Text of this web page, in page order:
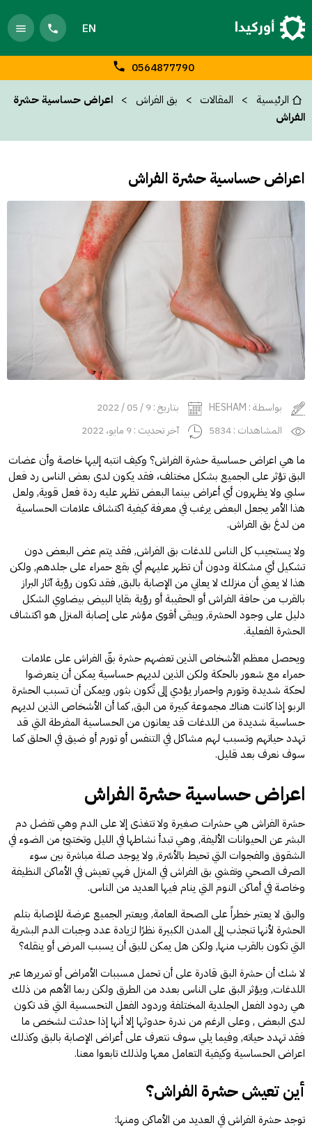
EN
0564877790
الرئيسية المقالات بق الفراش
اعراض حساسية حشرة
الفراش
اعراض حساسية حشرة الفراش
بواسطة : HESHAM
بتاريخ : 9 / 05 / 2022
المشاهدات : 5834
آخر تحديث : 9 مايو، 2022
ما هي اعراض حساسية حشرة الفراش؟ وكيف انتبه إليها خاصة وأن عضات
البق تؤثر على الجميع بشكل مختلف، فقد يكون لدى بعض الناس رد فعل
سلبي ولا يظهرون أي أعراض بينما البعض تظهر عليه ردة فعل قوية, ولعل
هذا الأمر يجعل البعض يرغب في معرفة كيفية اكتشاف علامات الحساسية
من لدغ بق الفراش.
ولا يستجيب كل الناس للدغات بق الفراش, فقد يتم عض البعض دون
تشكيل أي مشكلة ودون أن تظهر عليهم أي بقع حمراء على جلدهم, ولكن
هذا لا يعني أن منزلك لا يعاني من الإصابة بالبق, فقد تكون رؤية آثار البراز
بالقرب من حافة الفراش أو الحقيبة أو رؤية بقايا البيض بيضاوي الشكل
دليل على وجود الحشرة, ويبقى أقوى مؤشر على إصابة المنزل هو اكتشاف
الحشرة الفعلية.
ويحصل معظم الأشخاص الذين تعضهم حشرة بقّ الفراش على علامات
حمراء مع شعور بالحكة ولكن الذين لديهم حساسية يمكن أن يتعرضوا
لحكة شديدة وتورم واحمرار يؤدي إلى تًكون بثور, ويمكن أن تسبب الحشرة
الربو إذا كانت هناك مجموعة كبيرة من البق, كما أن الأشخاص الذين لديهم
حساسية شديدة من اللدغات قد يعانون من الحساسية المفرطة التي قد
تهدد حياتهم وتسبب لهم مشاكل في التنفس أو تورم أو ضيق في الحلق كما
سوف نعرف بعد قليل.
اعراض حساسية حشرة الفراش
حشرة الفراش هي حشرات صغيرة ولا تتغذى إلا على الدم وهي تفضل دم
البشر عن الحيوانات الأليفة, وهي تبدأ نشاطها في الليل وتختبئ من الضوء في
الشقوق والفجوات التي تحيط بالأسًرة, ولا يوجد صلة مباشرة بين سوء
الصرف الصحي وتفشي بق الفراش في المنزل فهي تعيش في الأماكن النظيفة
وخاصة في أماكن النوم التي ينام فيها العديد من الناس.
والبق لا يعتبر خطراً على الصحة العامة, ويعتبر الجميع عرضة للإصابة بتلم
الحشرة لأنها تنجذب إلى المدن الكبيرة نظرًا لزيادة عدد وجبات الدم البشرية
التي تكون بالقرب منها, ولكن هل يمكن للبق أن يسبب المرض أو ينقله؟
لا شك أن حشرة البق قادرة على أن تحمل مسببات الأمراض أو تمريرها عبر
اللدغات, ويؤثر البق على الناس بعدد من الطرق ولكن ربما الأهم من ذلك
هي ردود الفعل الجلدية المختلفة وردود الفعل التحسسية التي قد تكون
لدى البعض , وعلى الرغم من ندرة حدوثها إلا أنها إذا حدثت لشخص ما
فقد تهدد حياته, وفيما يلي سوف نتعرف على أعراض الإصابة بالبق وكذلك
اعراض الحساسية وكيفية التعامل معها ولذلك تابعوا معنا.
أين تعيش حشرة الفراش؟
توجد حشرة الفراش في العديد من الأماكن ومنها: